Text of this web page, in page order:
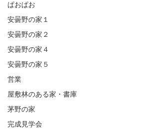
ぱおぱお
安曇野の家１
安曇野の家２
安曇野の家４
安曇野の家５
営業
屋敷林のある家・書庫
茅野の家
完成見学会